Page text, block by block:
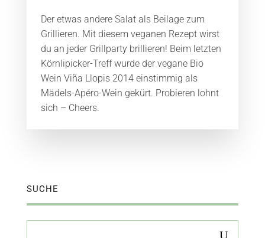
Der etwas andere Salat als Beilage zum
Grillieren. Mit diesem veganen Rezept wirst
du an jeder Grillparty brillieren! Beim letzten
Körnlipicker-Treff wurde der vegane Bio
Wein Viña Llopis 2014 einstimmig als
Mädels-Apéro-Wein gekürt. Probieren lohnt
sich – Cheers.
SUCHE